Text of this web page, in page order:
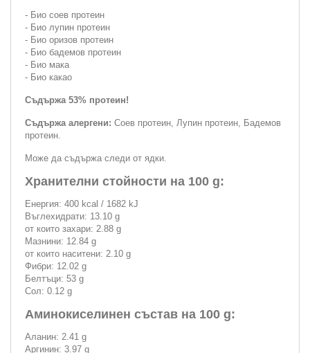
- Био соев протеин
- Био лупин протеин
- Био оризов протеин
- Био бадемов протеин
- Био мака
- Био какао
Съдържа 53% протеин!
Съдържа алергени: Соев протеин, Лупин протеин, Бадемов
протеин.
Може да съдържа следи от ядки.
Хранителни стойности на 100 g:
Енергия: 400 kcal / 1682 kJ
Въглехидрати: 13.10 g
от които захари: 2.88 g
Мазнини: 12.84 g
от които наситени: 2.10 g
Фибри: 12.02 g
Белтъци: 53 g
Сол: 0.12 g
Аминокиселинен състав на 100 g:
Аланин: 2.41 g
Аргинин: 3.97 g